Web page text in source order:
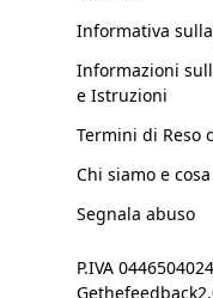
Informativa
Informazioni
e Istruzioni
Termini di Reso
Chi siamo e
Segnala abuso
P.IVA